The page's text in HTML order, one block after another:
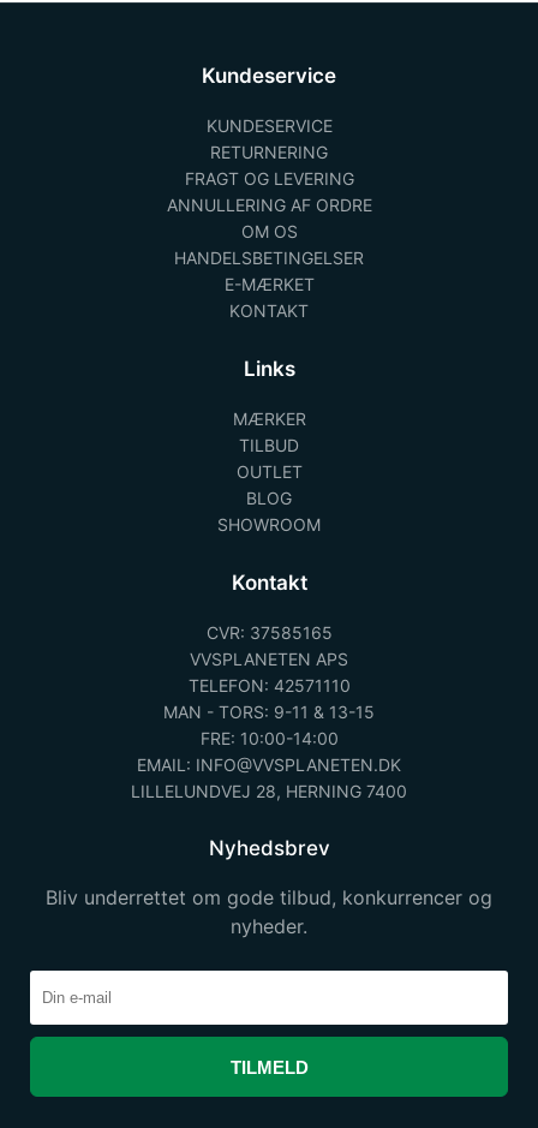
Kundeservice
KUNDESERVICE
RETURNERING
FRAGT OG LEVERING
ANNULLERING AF ORDRE
OM OS
HANDELSBETINGELSER
E-MÆRKET
KONTAKT
Links
MÆRKER
TILBUD
OUTLET
BLOG
SHOWROOM
Kontakt
CVR: 37585165
VVSPLANETEN APS
TELEFON: 42571110
MAN - TORS: 9-11 & 13-15
FRE: 10:00-14:00
EMAIL: INFO@VVSPLANETEN.DK
LILLELUNDVEJ 28, HERNING 7400
Nyhedsbrev
Bliv underrettet om gode tilbud, konkurrencer og
nyheder.
TILMELD